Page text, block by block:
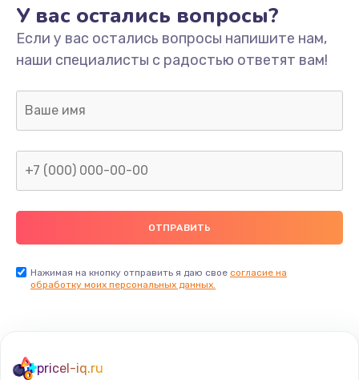
У вас остались вопросы?
Если у вас остались вопросы напишите нам,
наши специалисты с радостью ответят вам!
Нажимая на кнопку отправить я даю свое согласие на
обработку моих персональных данных.
pricel-iq.ru